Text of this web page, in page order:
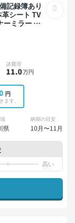
シート TV
ーミラー オ
軽減
諸費用
11.0万円
円
ます。
県
納期の目安
10月〜11月